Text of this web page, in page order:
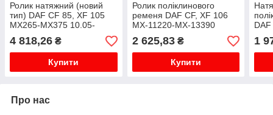
Ролик натяжний (новий
тип) DAF CF 85, XF 105
MX265-MX375 10.05-
4 818,26 ₴
Купити
Ролик поліклинового
ременя DAF CF, XF 106
MX-11220-MX-13390
10.12-
2 625,83₴
Купити
1
Про нас